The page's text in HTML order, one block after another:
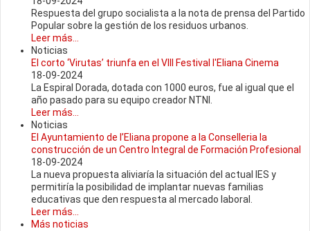
Respuesta del grupo socialista a la nota de prensa del Partido
Popular sobre la gestión de los residuos urbanos.
Leer más...
Noticias
El corto ‘Virutas’ triunfa en el VIII Festival l'Eliana Cinema
18-09-2024
La Espiral Dorada, dotada con 1000 euros, fue al igual que el
año pasado para su equipo creador NTNI.
Leer más...
Noticias
El Ayuntamiento de l’Eliana propone a la Conselleria la
construcción de un Centro Integral de Formación Profesional
18-09-2024
La nueva propuesta aliviaría la situación del actual IES y
permitiría la posibilidad de implantar nuevas familias
educativas que den respuesta al mercado laboral.
Leer más...
Más noticias